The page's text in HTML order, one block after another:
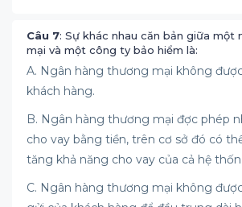
Câu 7: Sự khác nhau căn bản giữa một
mại và một công ty bảo hiểm là:
A. Ngân hàng thương mại không
khách hàng.
B. Ngân hàng thương mại đợc phép
cho vay bằng tiền, trên cơ sở đó có
tăng khả năng cho vay của cả hệ
C. Ngân hàng thương mại không